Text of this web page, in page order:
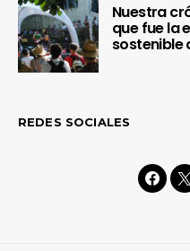
Nuestra
que fue la
sostenible
REDES SOCIALES